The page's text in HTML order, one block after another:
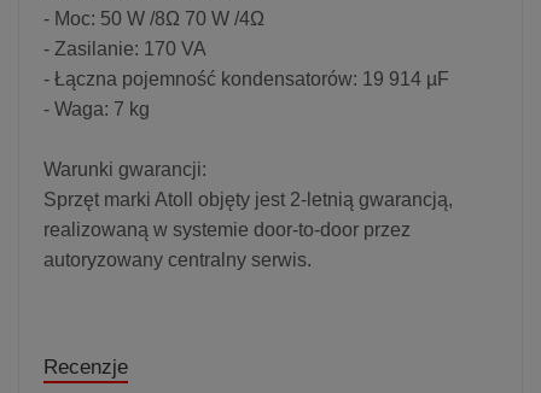
- Moc: 50 W /8Ω 70 W /4Ω
- Zasilanie: 170 VA
- Łączna pojemność kondensatorów: 19 914 µF
- Waga: 7 kg
Warunki gwarancji:
Sprzęt marki Atoll objęty jest 2-letnią gwarancją,
realizowaną w systemie door-to-door przez
autoryzowany centralny serwis.
Recenzje